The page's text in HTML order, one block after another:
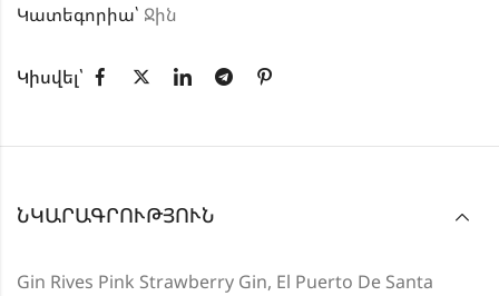
Կատեգորիա՝ Ջին
Կիսվել՝
ՆԿԱՐԱԳՐՈՒԹՅՈՒՆ
Gin Rives Pink Strawberry Gin, El Puerto De Santa